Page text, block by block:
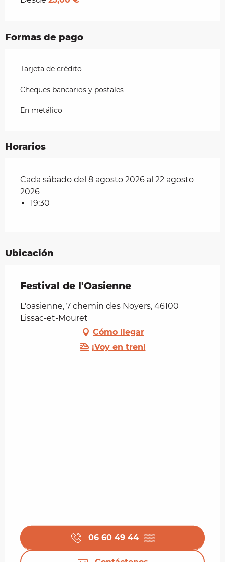
Formas de pago
Tarjeta de crédito
Cheques bancarios y postales
En metálico
Horarios
Cada sábado del 8 agosto 2026 al 22 agosto
2026
19:30
Ubicación
Festival de l'Oasienne
L'oasienne, 7 chemin des Noyers, 46100
Lissac-et-Mouret
Cómo llegar
¡Voy en tren!
06 60 49 44 ▒▒